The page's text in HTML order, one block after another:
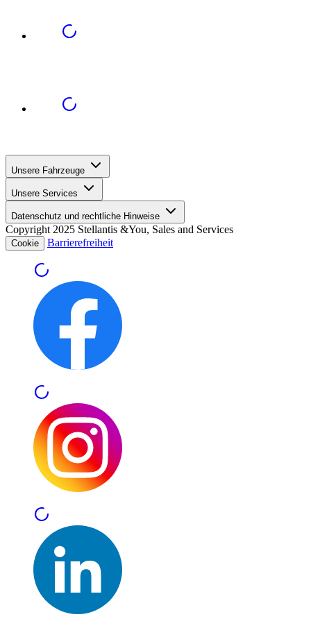
Unsere Fahrzeuge
Unsere Services
Datenschutz und rechtliche Hinweise
Copyright 2025 Stellantis &You, Sales and Services
Cookie Barrierefreiheit